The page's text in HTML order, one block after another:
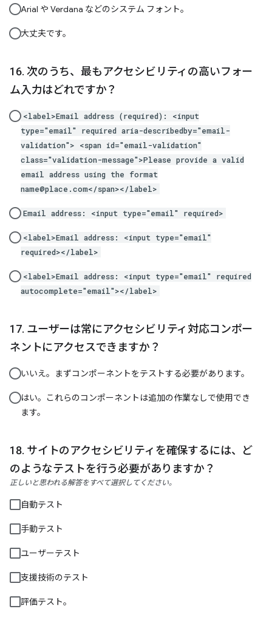
Arial や Verdana などのシステム フォント。
大丈夫です。
次のうち、最もアクセシビリティの高いフォー
ム入力はどれですか？
<label>Email address (required): <input
type="email" required aria-describedby="email-
validation"> <span id="email-validation"
class="validation-message">Please provide a valid
email address using the format
name@place.com</span></label>
Email address: <input type="email" required>
<label>Email address: <input type="email"
required></label>
<label>Email address: <input type="email" required
autocomplete="email"></label>
ユーザーは常にアクセシビリティ対応コンポー
ネントにアクセスできますか？
いいえ。まずコンポーネントをテストする必要があります。
はい。これらのコンポーネントは追加の作業なしで使用でき
ます。
サイトのアクセシビリティを確保するには、ど
のようなテストを行う必要がありますか？
正しいと思われる解答をすべて選択してください。
自動テスト
手動テスト
ユーザーテスト
支援技術のテスト
評価テスト。